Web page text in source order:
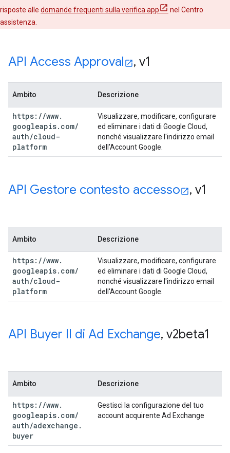
risposte alle domande frequenti sulla verifica app
nel Centro
assistenza.
API Access Approval , v1
Ambito Descrizione
https: //www.
googleapis. com/
auth/cloud-
platform
Visualizzare, modificare, configurare
ed eliminare i dati di Google Cloud,
nonché visualizzare l'indirizzo email
dell'Account Google.
API Gestore contesto accesso , v1
Ambito Descrizione
https: //www.
googleapis. com/
auth/cloud-
platform
Visualizzare, modificare, configurare
ed eliminare i dati di Google Cloud,
nonché visualizzare l'indirizzo email
dell'Account Google.
API Buyer II di Ad Exchange, v2beta1
Ambito Descrizione
https: //www.
googleapis. com/
auth/adexchange .
buyer
Gestisci la configurazione del tuo
account acquirente Ad Exchange